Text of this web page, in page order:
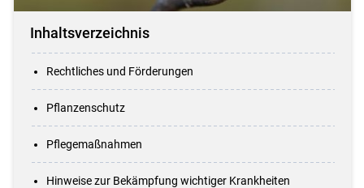
Inhaltsverzeichnis
Rechtliches und Förderungen
Pflanzenschutz
Pflegemaßnahmen
Hinweise zur Bekämpfung wichtiger Krankheiten